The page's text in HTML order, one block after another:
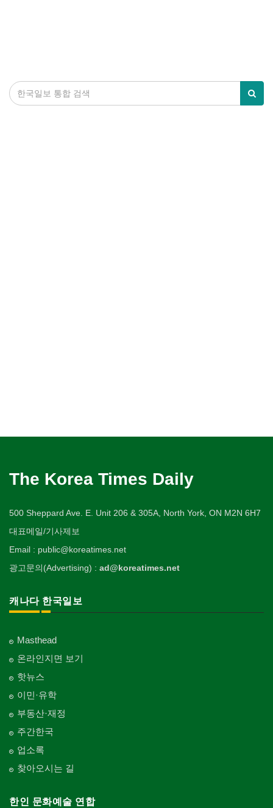
The Korea Times Daily
500 Sheppard Ave. E. Unit 206 & 305A, North York, ON M2N 6H7
대표메일/기사제보
Email : public@koreatimes.net
광고문의(Advertising) : ad@koreatimes.net
캐나다 한국일보
Masthead
온라인지면 보기
핫뉴스
이민·유학
부동산·재정
주간한국
업소록
찾아오시는 길
한인 문화예술 연합